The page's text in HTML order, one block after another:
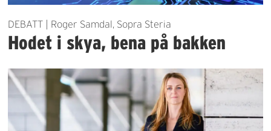
DEBATT | Roger Samdal, Sopra Steria
Hodet i skya, bena på bakken